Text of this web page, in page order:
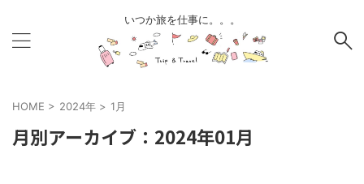
いつか旅を仕事に。。。
HOME > 2024年 > 1月
月別アーカイブ：2024年01月